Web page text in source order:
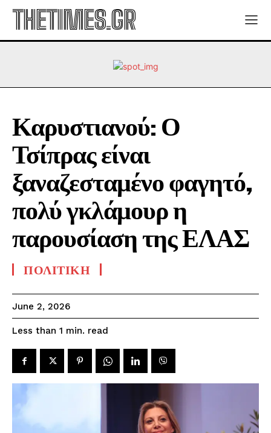
THETIMES.GR
Καρυστιανού: Ο
Τσίπρας είναι
ξαναζεσταμένο φαγητό,
πολύ γκλάμουρ η
παρουσίαση της ΕΛΑΣ
ΠΟΛΙΤΙΚΗ
June 2, 2026
Less than 1 min. read